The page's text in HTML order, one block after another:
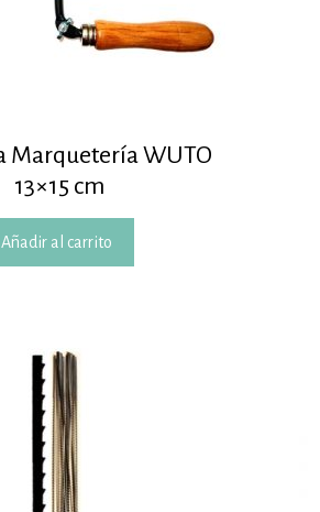
Marquetería WUTO
13×15 cm
Añadir al carrito